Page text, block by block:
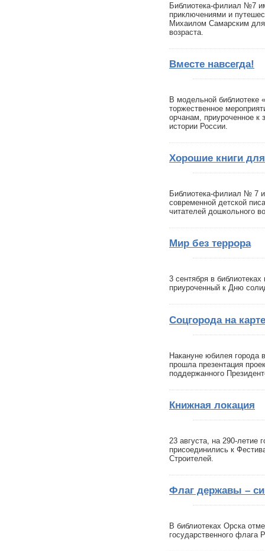
Библиотека-филиал №7
приключениями и
Михаилом Самарским для
возраста.
Вместе навсегда!
В модельной библиотеке
торжественное
орчанам, приуроченное к
истории России.
Хорошие книги
Библиотека-филиал № 7
современной детской
читателей дошкольного
Мир без террора
3 сентября в
приуроченный к Дню
Соцгорода на
Накануне юбилея города
прошла презентация
поддержанного
Книжная локация
23 августа, на 290-летие
присоединились к
Строителей.
Флаг державы –
В библиотеках Орска
государственного флага